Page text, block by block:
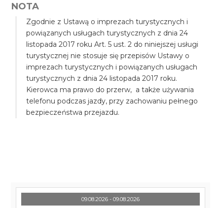
NOTA
Zgodnie z Ustawą o imprezach turystycznych i
powiązanych usługach turystycznych z dnia 24
listopada 2017 roku Art. 5 ust. 2 do niniejszej usługi
turystycznej nie stosuje się przepisów Ustawy o
imprezach turystycznych i powiązanych usługach
turystycznych z dnia 24 listopada 2017 roku.
Kierowca ma prawo do przerw, a także używania
telefonu podczas jazdy, przy zachowaniu pełnego
bezpieczeństwa przejazdu.
09.08.2026 - 09.08.2026